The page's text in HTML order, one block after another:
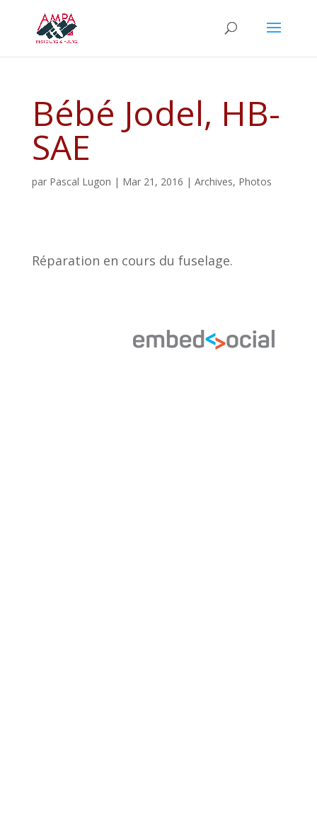
Bébé Jodel, HB-
SAE
par Pascal Lugon | Mar 21, 2016 | Archives, Photos
Réparation en cours du fuselage.